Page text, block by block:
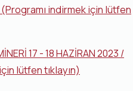
(Programı indirmek için lütfen
17 - 18 HAZİRAN 2023 /
lütfen tıklayın)